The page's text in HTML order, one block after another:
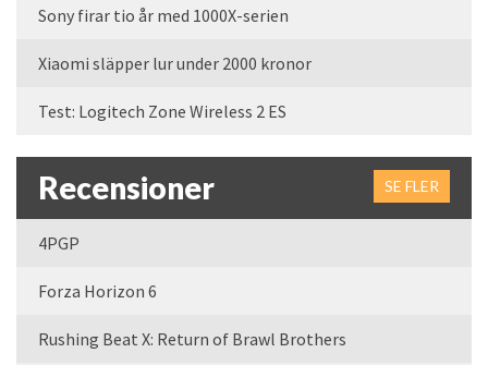
Sony firar tio år med 1000X-serien
Xiaomi släpper lur under 2000 kronor
Test: Logitech Zone Wireless 2 ES
Recensioner SE FLER
4PGP
Forza Horizon 6
Rushing Beat X: Return of Brawl Brothers